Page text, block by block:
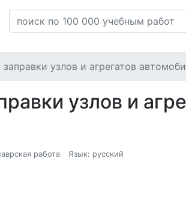
узлов и агрегатов
узлов и
работа Язык: русский